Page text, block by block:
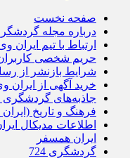
صفحه نخست
درباره مجله
ارتباط با تیم ایران
حریم شخصی
شرایط بازنشر از
خرید آگهی از ایران
جاذبه‌های گردشگری
فرهنگ و تاریخ
اطلاعات مدیکال
ایران همسفر
گردشگری 724